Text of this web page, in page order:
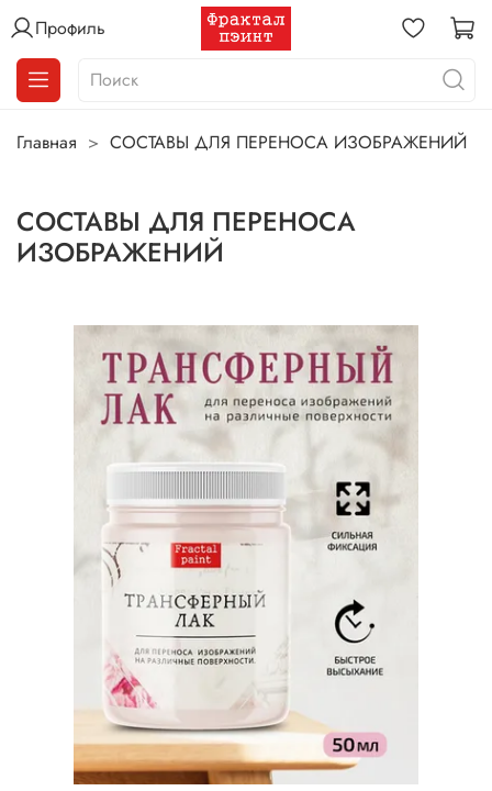
Профиль
Главная СОСТАВЫ ДЛЯ ПЕРЕНОСА ИЗОБРАЖЕНИЙ
СОСТАВЫ ДЛЯ ПЕРЕНОСА
ИЗОБРАЖЕНИЙ